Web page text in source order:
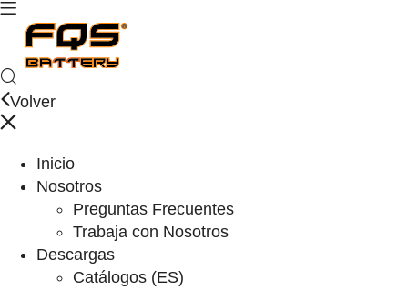
Volver
Inicio
Nosotros
Preguntas Frecuentes
Trabaja con Nosotros
Descargas
Catálogos (ES)